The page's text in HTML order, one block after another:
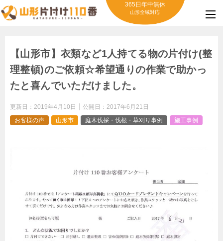
365日年中無休
山形全域対応
【山形市】衣類など1人持てる物の片付け(整
理整頓)のご依頼☆希望通りの作業で助かっ
たと喜んでいただけました。
更新日： 2019年4月10日 公開日： 2017年6月21日
お客様の声
山形市 庭木伐採・伐根・草刈り事例 施工事例